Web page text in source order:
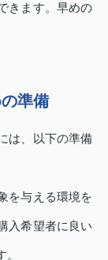
きます。早めの
準備
は、以下の準備
を与える環境を
入希望者に良い